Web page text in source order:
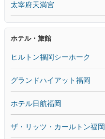
太宰府天満宮
ホテル・旅館
ヒルトン福岡シーホーク
グランドハイアット福岡
ホテル日航福岡
ザ・リッツ・カールトン福岡